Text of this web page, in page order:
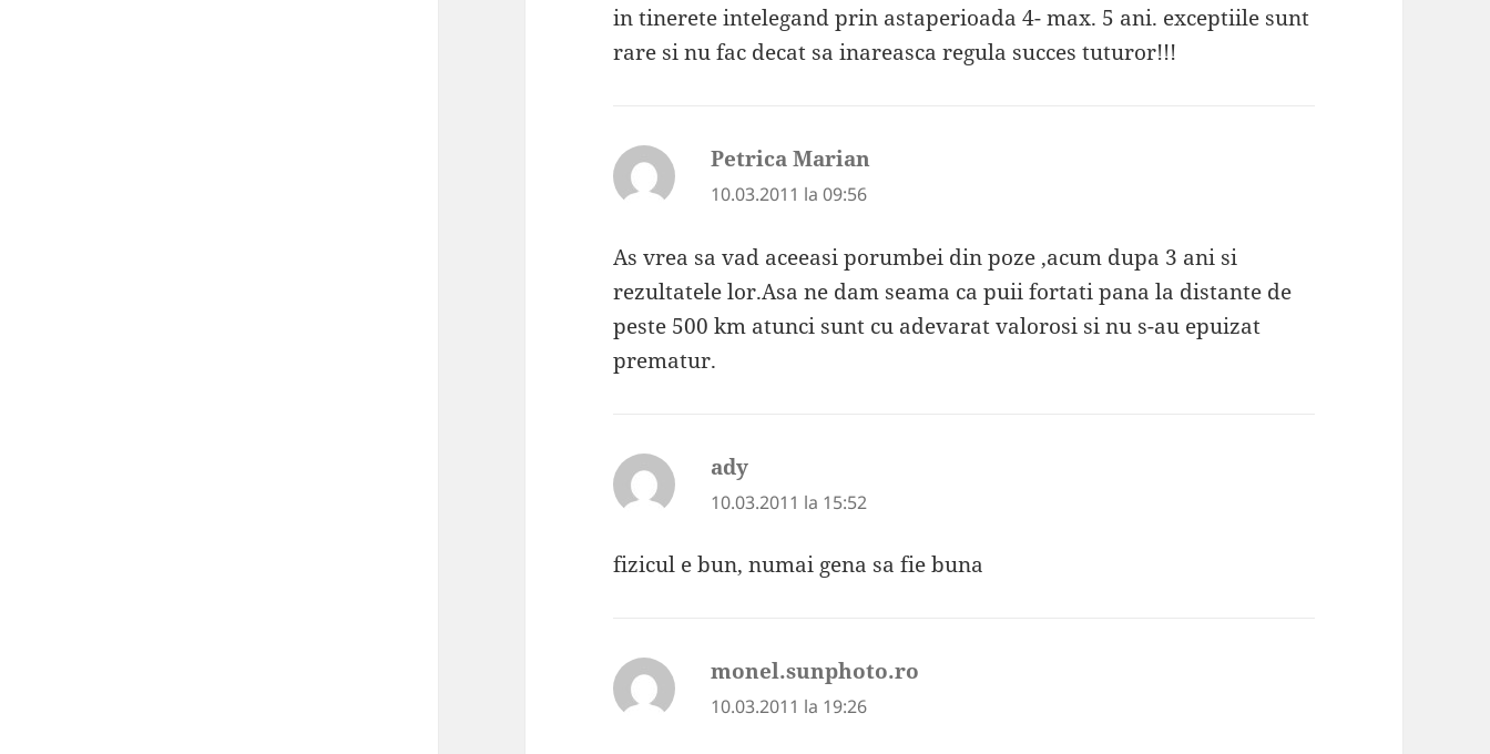
in tinerete intelegand prin astaperioada 4- max. 5 ani. exceptiile sunt
rare si nu fac decat sa inareasca regula succes tuturor!!!
Petrica Marian
10.03.2011 la 09:56
As vrea sa vad aceeasi porumbei din poze ,acum dupa 3 ani si
rezultatele lor.Asa ne dam seama ca puii fortati pana la distante de
peste 500 km atunci sunt cu adevarat valorosi si nu s-au epuizat
prematur.
ady
10.03.2011 la 15:52
fizicul e bun, numai gena sa fie buna
monel.sunphoto.ro
10.03.2011 la 19:26